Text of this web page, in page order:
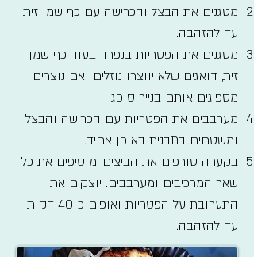
מטגנים את הבצל והכרישה עם כף שמן זית
עד להזהבה.
מטגנים את הפטריות בנפרד בעוד כף שמן
זית, דואגים שלא יווצרו נוזלים ואם נוצרים
מספיגים אותם בנייר סופג.
מערבבים את הפטריות עם הכרישה והבצל
ומשטחים בתבנית באופן אחיד.
בקערה טורפים את הביצים, מוסיפים את כל
שאר המרכיבים ומערבבים. יוצקים את
התערובת על הפטריות ואופים כ-40 דקות
עד להזהבה.